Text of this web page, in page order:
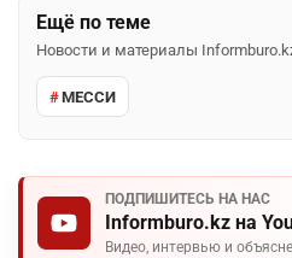
Ещё по теме
Новости и материалы
МЕССИ
ПОДПИШИТЕСЬ НА НАС
Informburo.kz на
Видео, интервью и